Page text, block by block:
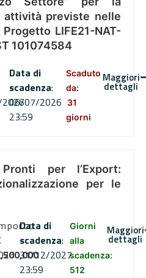
attività previste nelle
LIFE21-NAT-
101074584
Data di
scadenza:
06/07/2026
23:59
Scaduto
da:
31
giorni
Maggiori
dettagli
per l’Export:
per le
Data di
scadenza:
31/12/2027
23:59
Giorni
alla
scadenza:
512
Maggiori
dettagli